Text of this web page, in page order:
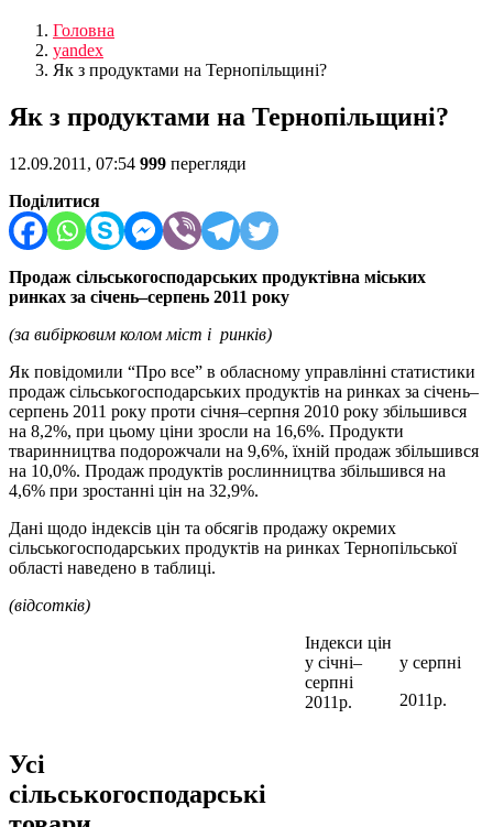
Головна
yandex
Як з продуктами на Тернопільщині?
Як з продуктами на Тернопільщині?
12.09.2011, 07:54 999 перегляди
Поділитися
Продаж сільськогосподарських продуктівна міських
ринках за січень–серпень 2011 року
(за вибірковим колом міст і ринків)
Як повідомили “Про все” в обласному управлінні статистики
продаж сільськогосподарських продуктів на ринках за січень–
серпень 2011 року проти січня–серпня 2010 року збільшився
на 8,2%, при цьому ціни зросли на 16,6%. Продукти
тваринництва подорожчали на 9,6%, їхній продаж збільшився
на 10,0%. Продаж продуктів рослинництва збільшився на
4,6% при зростанні цін на 32,9%.
Дані щодо індексів цін та обсягів продажу окремих
сільськогосподарських продуктів на ринках Тернопільської
області наведено в таблиці.
(відсотків)
Індекси цін
у січні–
серпні
2011р.
у серпні
2011р.
Усі
сільськогосподарські